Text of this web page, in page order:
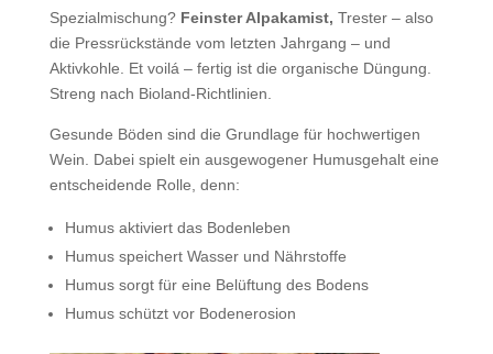
Spezialmischung? Feinster Alpakamist, Trester – also
die Pressrückstände vom letzten Jahrgang – und
Aktivkohle. Et voilá – fertig ist die organische Düngung.
Streng nach Bioland-Richtlinien.
Gesunde Böden sind die Grundlage für hochwertigen
Wein. Dabei spielt ein ausgewogener Humusgehalt eine
entscheidende Rolle, denn:
Humus aktiviert das Bodenleben
Humus speichert Wasser und Nährstoffe
Humus sorgt für eine Belüftung des Bodens
Humus schützt vor Bodenerosion